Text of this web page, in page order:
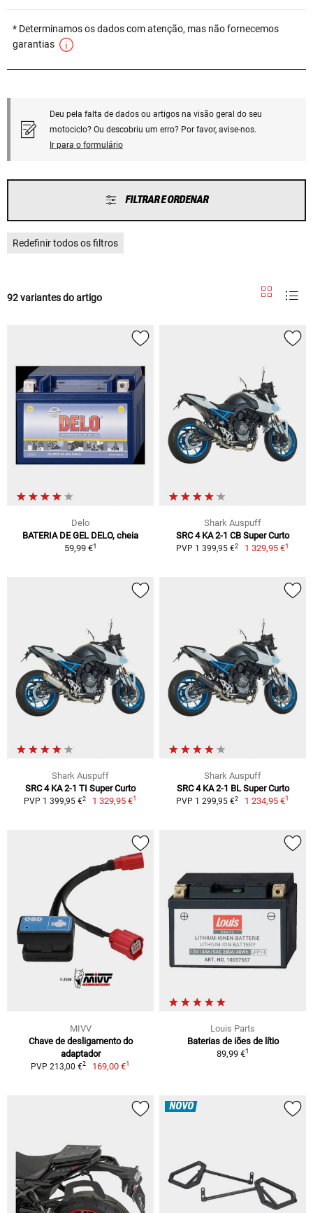
* Determinamos os dados com atenção, mas não fornecemos
garantias
Deu pela falta de dados ou artigos na visão geral do seu
motociclo? Ou descobriu um erro? Por favor, avise-nos.
Ir para o formulário
FILTRAR E ORDENAR
Redefinir todos os filtros
92 variantes do artigo
Delo
BATERIA DE GEL DELO, cheia
59,99 €1
Shark Auspuff
SRC 4 KA 2-1 CB Super Curto
PVP 1 399,95 €2 1 329,95 €1
Shark Auspuff
SRC 4 KA 2-1 TI Super Curto
PVP 1 399,95 €2 1 329,95 €1
Shark Auspuff
SRC 4 KA 2-1 BL Super Curto
PVP 1 299,95 €2 1 234,95 €1
MIVV
Chave de desligamento do
adaptador
PVP 213,00 €2 169,00 €1
Louis Parts
Baterias de iões de lítio
89,99 €1
NOVO